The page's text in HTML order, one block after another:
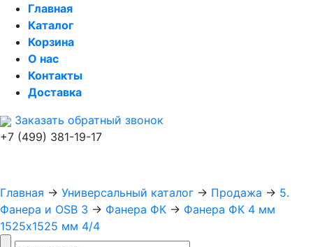
Главная
Каталог
Корзина
О нас
Контакты
Доставка
Заказать обратный звонок
+7 (499) 381-19-17
Главная → Универсальный каталог → Продажа → 5.
Фанера и OSB 3 → Фанера ФК → Фанера ФК 4 мм
1525х1525 мм 4/4